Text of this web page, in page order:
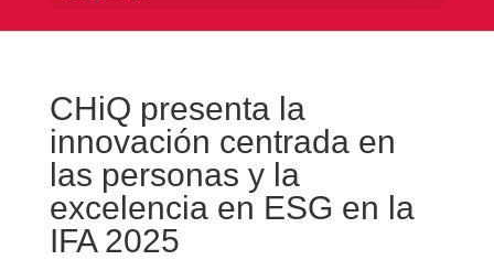
CHiQ presenta la
innovación centrada en
las personas y la
excelencia en ESG en la
IFA 2025